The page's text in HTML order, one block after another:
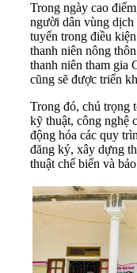
Trong ngày cao
người dân vùng dịch
tuyến trong điều
thanh niên nông
thanh niên tham gia
cũng sẽ được triển
Trong đó, chú trọng
kỹ thuật, công nghệ
động hóa các quy
đăng ký, xây dựng
thuật chế biến và